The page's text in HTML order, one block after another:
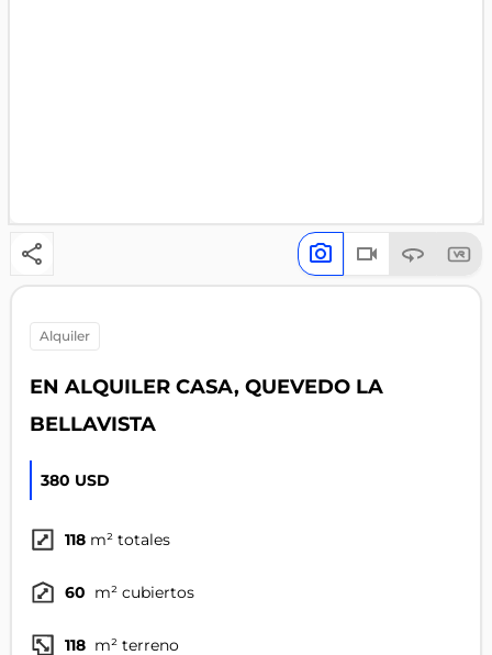
alquiler
EN ALQUILER CASA, QUEVEDO LA
BELLAVISTA
380 USD
118 m² totales
60 m² cubiertos
118 m² terreno